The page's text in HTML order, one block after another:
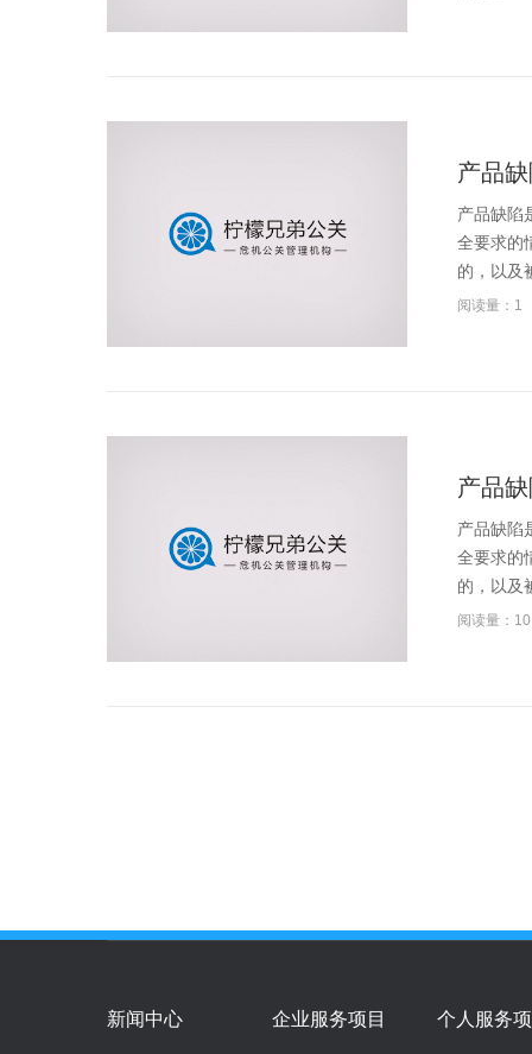
产品
产品缺陷
全要求的
的，以及
阅读量：1
产品
产品缺陷
全要求的
的，以及
阅读量：10
新闻中心 企业服务项目 个人服务